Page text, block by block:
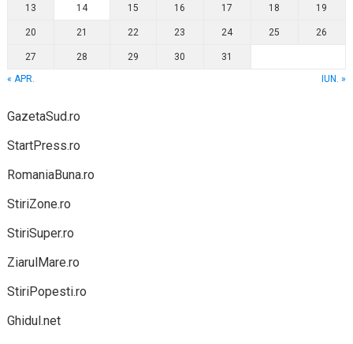
13 14 15 16 17 18 19
20 21 22 23 24 25 26
27 28 29 30
31
« APR.
IUN. »
GazetaSud.ro
StartPress.ro
RomaniaBuna.ro
StiriZone.ro
StiriSuper.ro
ZiarulMare.ro
StiriPopesti.ro
Ghidul.net